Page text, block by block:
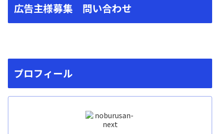
広告主様募集 問い合わせ
プロフィール